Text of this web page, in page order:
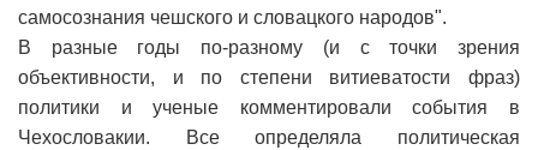
самосознания чешского и словацкого народов".
В разные годы по-разному (и с точки зрения
объективности, и по степени витиеватости фраз)
политики и ученые комментировали события в
Чехословакии. Все определяла политическая